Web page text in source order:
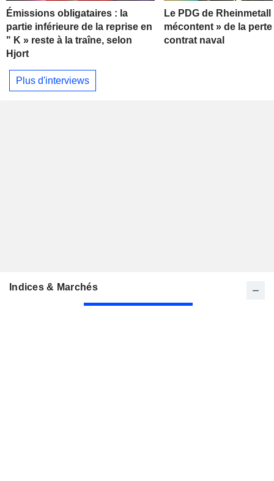
Émissions obligataires : la
partie inférieure de la reprise en
" K » reste à la traîne, selon
Hjort
Le PDG de
mécontent » de la
contrat naval
Plus d'interviews
Indices & Marchés